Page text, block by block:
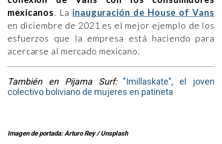
mexicanos. La inauguración de House of Vans
en diciembre de 2021 es el mejor ejemplo de los
esfuerzos que la empresa está haciendo para
acercarse al mercado mexicano.
También en Pijama Surf: "Imillaskate", el joven
colectivo boliviano de mujeres en patineta
Imagen de portada: Arturo Rey / Unsplash